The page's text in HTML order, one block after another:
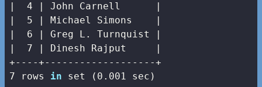
|  4 |
John Carnell
5
| Michael Simons    |
|  6 |
Greg L. Turnquist
7
| Dinesh Rajput     |
7 rows in set ( 0 . 001 sec)